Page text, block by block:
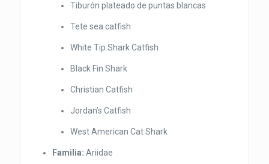
Tiburón plateado de puntas blancas
Tete sea catfish
White Tip Shark Catfish
Black Fin Shark
Christian Catfish
Jordan’s Catfish
West American Cat Shark
Familia: Ariidae